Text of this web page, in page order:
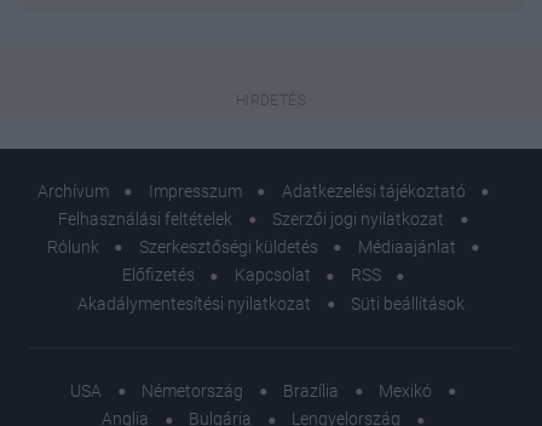
Archívum Impresszum
Adatkezelési tájékoztató
Felhasználási feltételek
Szerzői jogi nyilatkozat
Rólunk
Szerkesztőségi küldetés
Médiaajánlat
Előfizetés
Kapcsolat
RSS
Akadálymentesítési nyilatkozat
Süti beállítások
USA Németország Brazília
Mexikó
Anglia
Bulgária
Lengyelország